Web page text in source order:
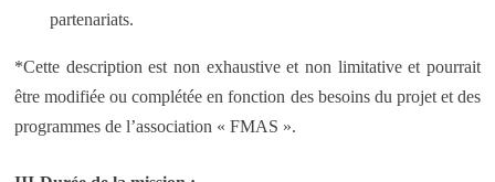
partenariats.
*Cette description est non exhaustive et non limitative et pourrait
être modifiée ou complétée en fonction des besoins du projet et des
programmes de l’association « FMAS ».